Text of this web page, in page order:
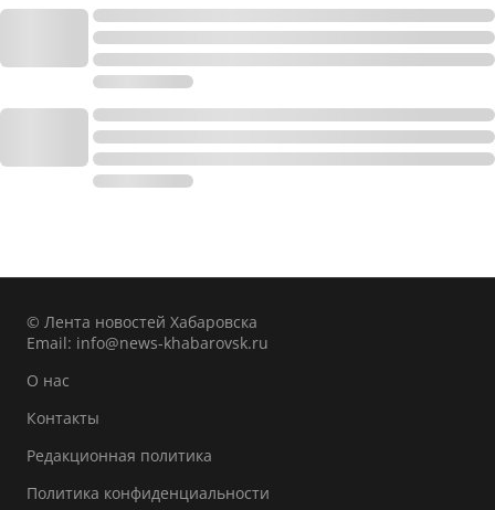
© Лента новостей Хабаровска
Email: info@news-khabarovsk.ru
О нас
Контакты
Редакционная политика
Политика конфиденциальности